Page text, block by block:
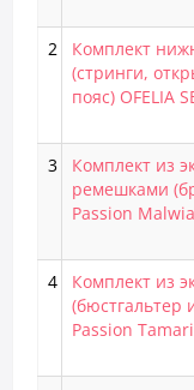
2
Комплект
(стринги,
пояс) OFELIA
3
Комплект из
ремешками
Passion
4
Комплект из
(бюстгальтер
Passion